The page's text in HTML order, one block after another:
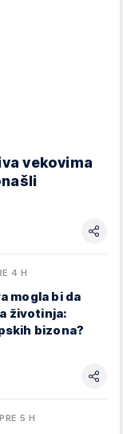
vekovima
4 H
mogla bi da
životinja:
bizona?
PRE 5 H